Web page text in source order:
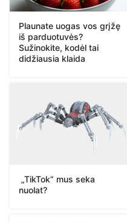
Plaunate uogas vos grįžę
iš parduotuvės?
Sužinokite, kodėl tai
didžiausia klaida
„TikTok“ mus seka
nuolat?